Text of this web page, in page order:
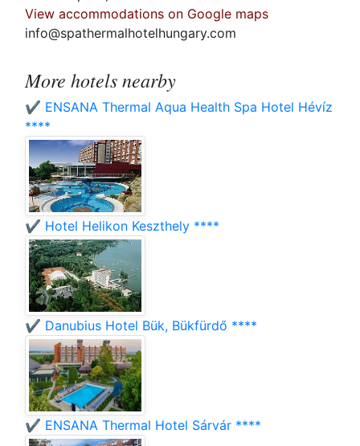
View accommodations on Google maps
info@spathermalhotelhungary.com
More hotels nearby
✔️ ENSANA Thermal Aqua Health Spa Hotel Hévíz
****
✔️ Hotel Helikon Keszthely ****
✔️ Danubius Hotel Bük, Bükfürdő ****
✔️ ENSANA Thermal Hotel Sárvár ****